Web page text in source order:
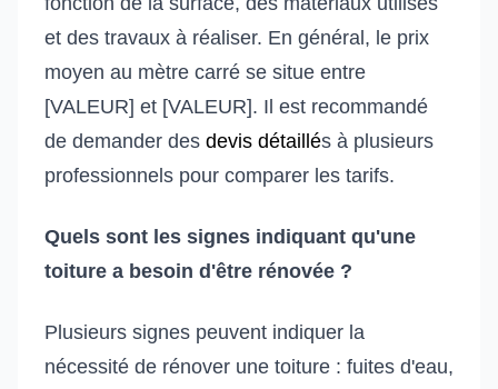
et des travaux à réaliser. En général, le prix
moyen au mètre carré se situe entre
[VALEUR] et [VALEUR]. Il est recommandé
de demander des devis détaillés à plusieurs
professionnels pour comparer les tarifs.
Quels sont les signes indiquant qu'une
toiture a besoin d'être rénovée ?
Plusieurs signes peuvent indiquer la
nécessité de rénover une toiture : fuites d'eau,